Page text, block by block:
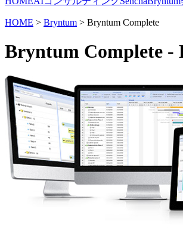
HOME > Bryntum > Bryntum Complete
Bryntum Complete -